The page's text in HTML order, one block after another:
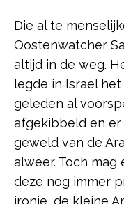
Die al te
Oostenwatcher
altijd in de weg.
legde in Israel
geleden al
afgekibbeld en
geweld van de
alweer. Toch
deze nog immer
ironie, de kleine